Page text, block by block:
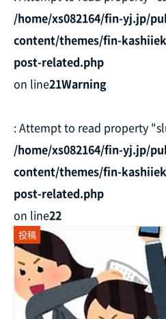
/home/xs082164/fin-yj.jp/
content/themes/fin-
post-related.php
on line21Warning
: Attempt to read property
/home/xs082164/fin-yj.jp/
content/themes/fin-
post-related.php
on line22
投稿